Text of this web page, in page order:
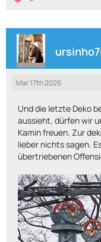
Mar 17th 2026
Und die letzte Deko
aussieht, dürfen wir
Kamin freuen. Zur
lieber nichts sagen.
übertriebenen